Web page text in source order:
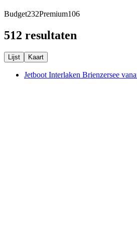
Budget232Premium106
512 resultaten
Lijst Kaart
Jetboot Interlaken Brienzersee